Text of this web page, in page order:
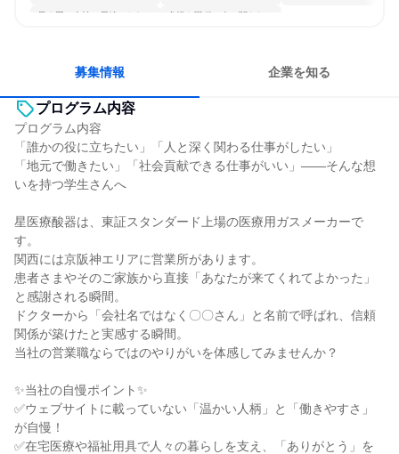
長く同じ会社に居続けられる 多様な職種の人と関われる
募集情報 企業を知る
プログラム内容
プログラム内容
「誰かの役に立ちたい」「人と深く関わる仕事がしたい」
「地元で働きたい」「社会貢献できる仕事がいい」――そんな想
いを持つ学生さんへ
星医療酸器は、東証スタンダード上場の医療用ガスメーカーで
す。
関西には京阪神エリアに営業所があります。
患者さまやそのご家族から直接「あなたが来てくれてよかった」
と感謝される瞬間。
ドクターから「会社名ではなく〇〇さん」と名前で呼ばれ、信頼
関係が築けたと実感する瞬間。
当社の営業職ならではのやりがいを体感してみませんか？
✨当社の自慢ポイント✨
✅ウェブサイトに載っていない「温かい人柄」と「働きやすさ」
が自慢！
✅在宅医療や福祉用具で人々の暮らしを支え、「ありがとう」を